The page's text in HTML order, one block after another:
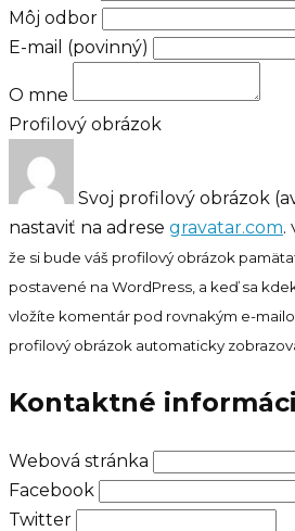
Môj odbor
E-mail (povinný)
O mne
Profilový obrázok
Svoj profilový obrázok
nastaviť na adrese gravatar.com.
že si bude váš profilový obrázok
postavené na WordPress, a keď sa
vložíte komentár pod rovnakým e-
profilový obrázok automaticky
Kontaktné
Webová stránka
Facebook
Twitter